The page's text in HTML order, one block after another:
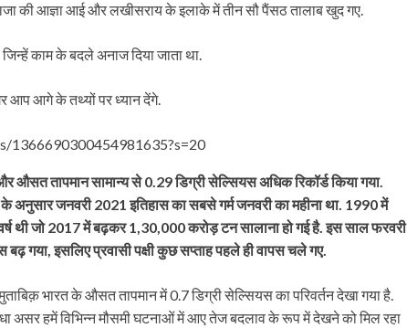
की आज्ञा आई और लखीसराय के इलाके में तीन सौ पैंसठ तालाब खुद गए.
काम के बदले अनाज दिया जाता था.
आप आगे के तथ्यों पर ध्यान देंगे.
1366690300454981635?s=20
औसत तापमान सामान्य से 0.29 डिग्री सेल्सियस अधिक रिकॉर्ड किया गया.
अनुसार जनवरी 2021 इतिहास का सबसे गर्म जनवरी का महीना था. 1990 में
थी जो 2017 में बढ़कर 1,30,000 करोड़ टन सालाना हो गई है. इस साल फरवरी
गया, इसलिए प्रवासी पक्षी कुछ सप्ताह पहले ही वापस चले गए.
भारत के औसत तापमान में 0.7 डिग्री सेल्सियस का परिवर्तन देखा गया है.
असर हमें विभिन्न मौसमी घटनाओं में आए तेज बदलाव के रूप में देखने को मिल रहा